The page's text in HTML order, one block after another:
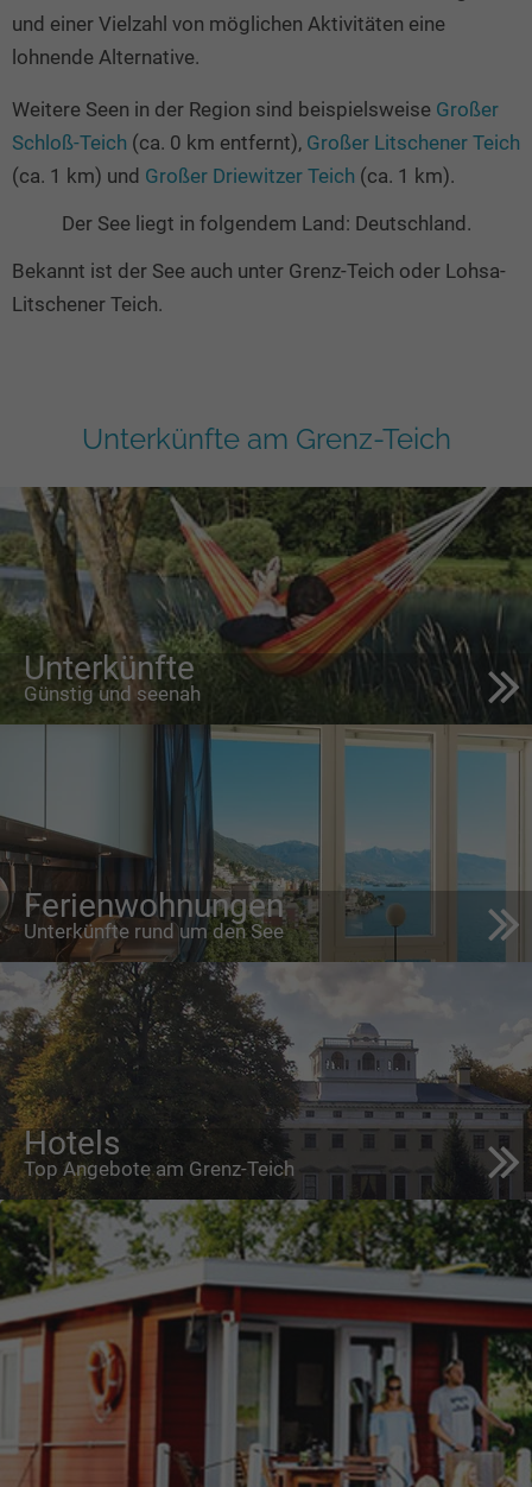
und einer Vielzahl von möglichen Aktivitäten eine
lohnende Alternative.
Weitere Seen in der Region sind beispielsweise Großer
Schloß-Teich (ca. 0 km entfernt), Großer Litschener Teich
(ca. 1 km) und Großer Driewitzer Teich (ca. 1 km).
Der See liegt in folgendem Land: Deutschland.
Bekannt ist der See auch unter Grenz-Teich oder Lohsa-
Litschener Teich.
Unterkünfte am Grenz-Teich
Unterkünfte
Günstig und seenah
Ferienwohnungen
Unterkünfte rund um den See
Hotels
Top Angebote am Grenz-Teich